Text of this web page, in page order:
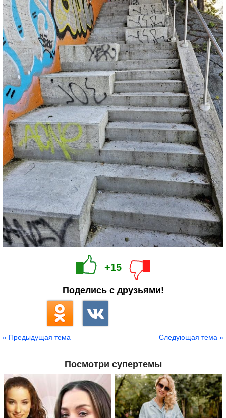
+15
Поделись с друзьями!
« Предыдущая тема Следующая тема »
Посмотри супертемы